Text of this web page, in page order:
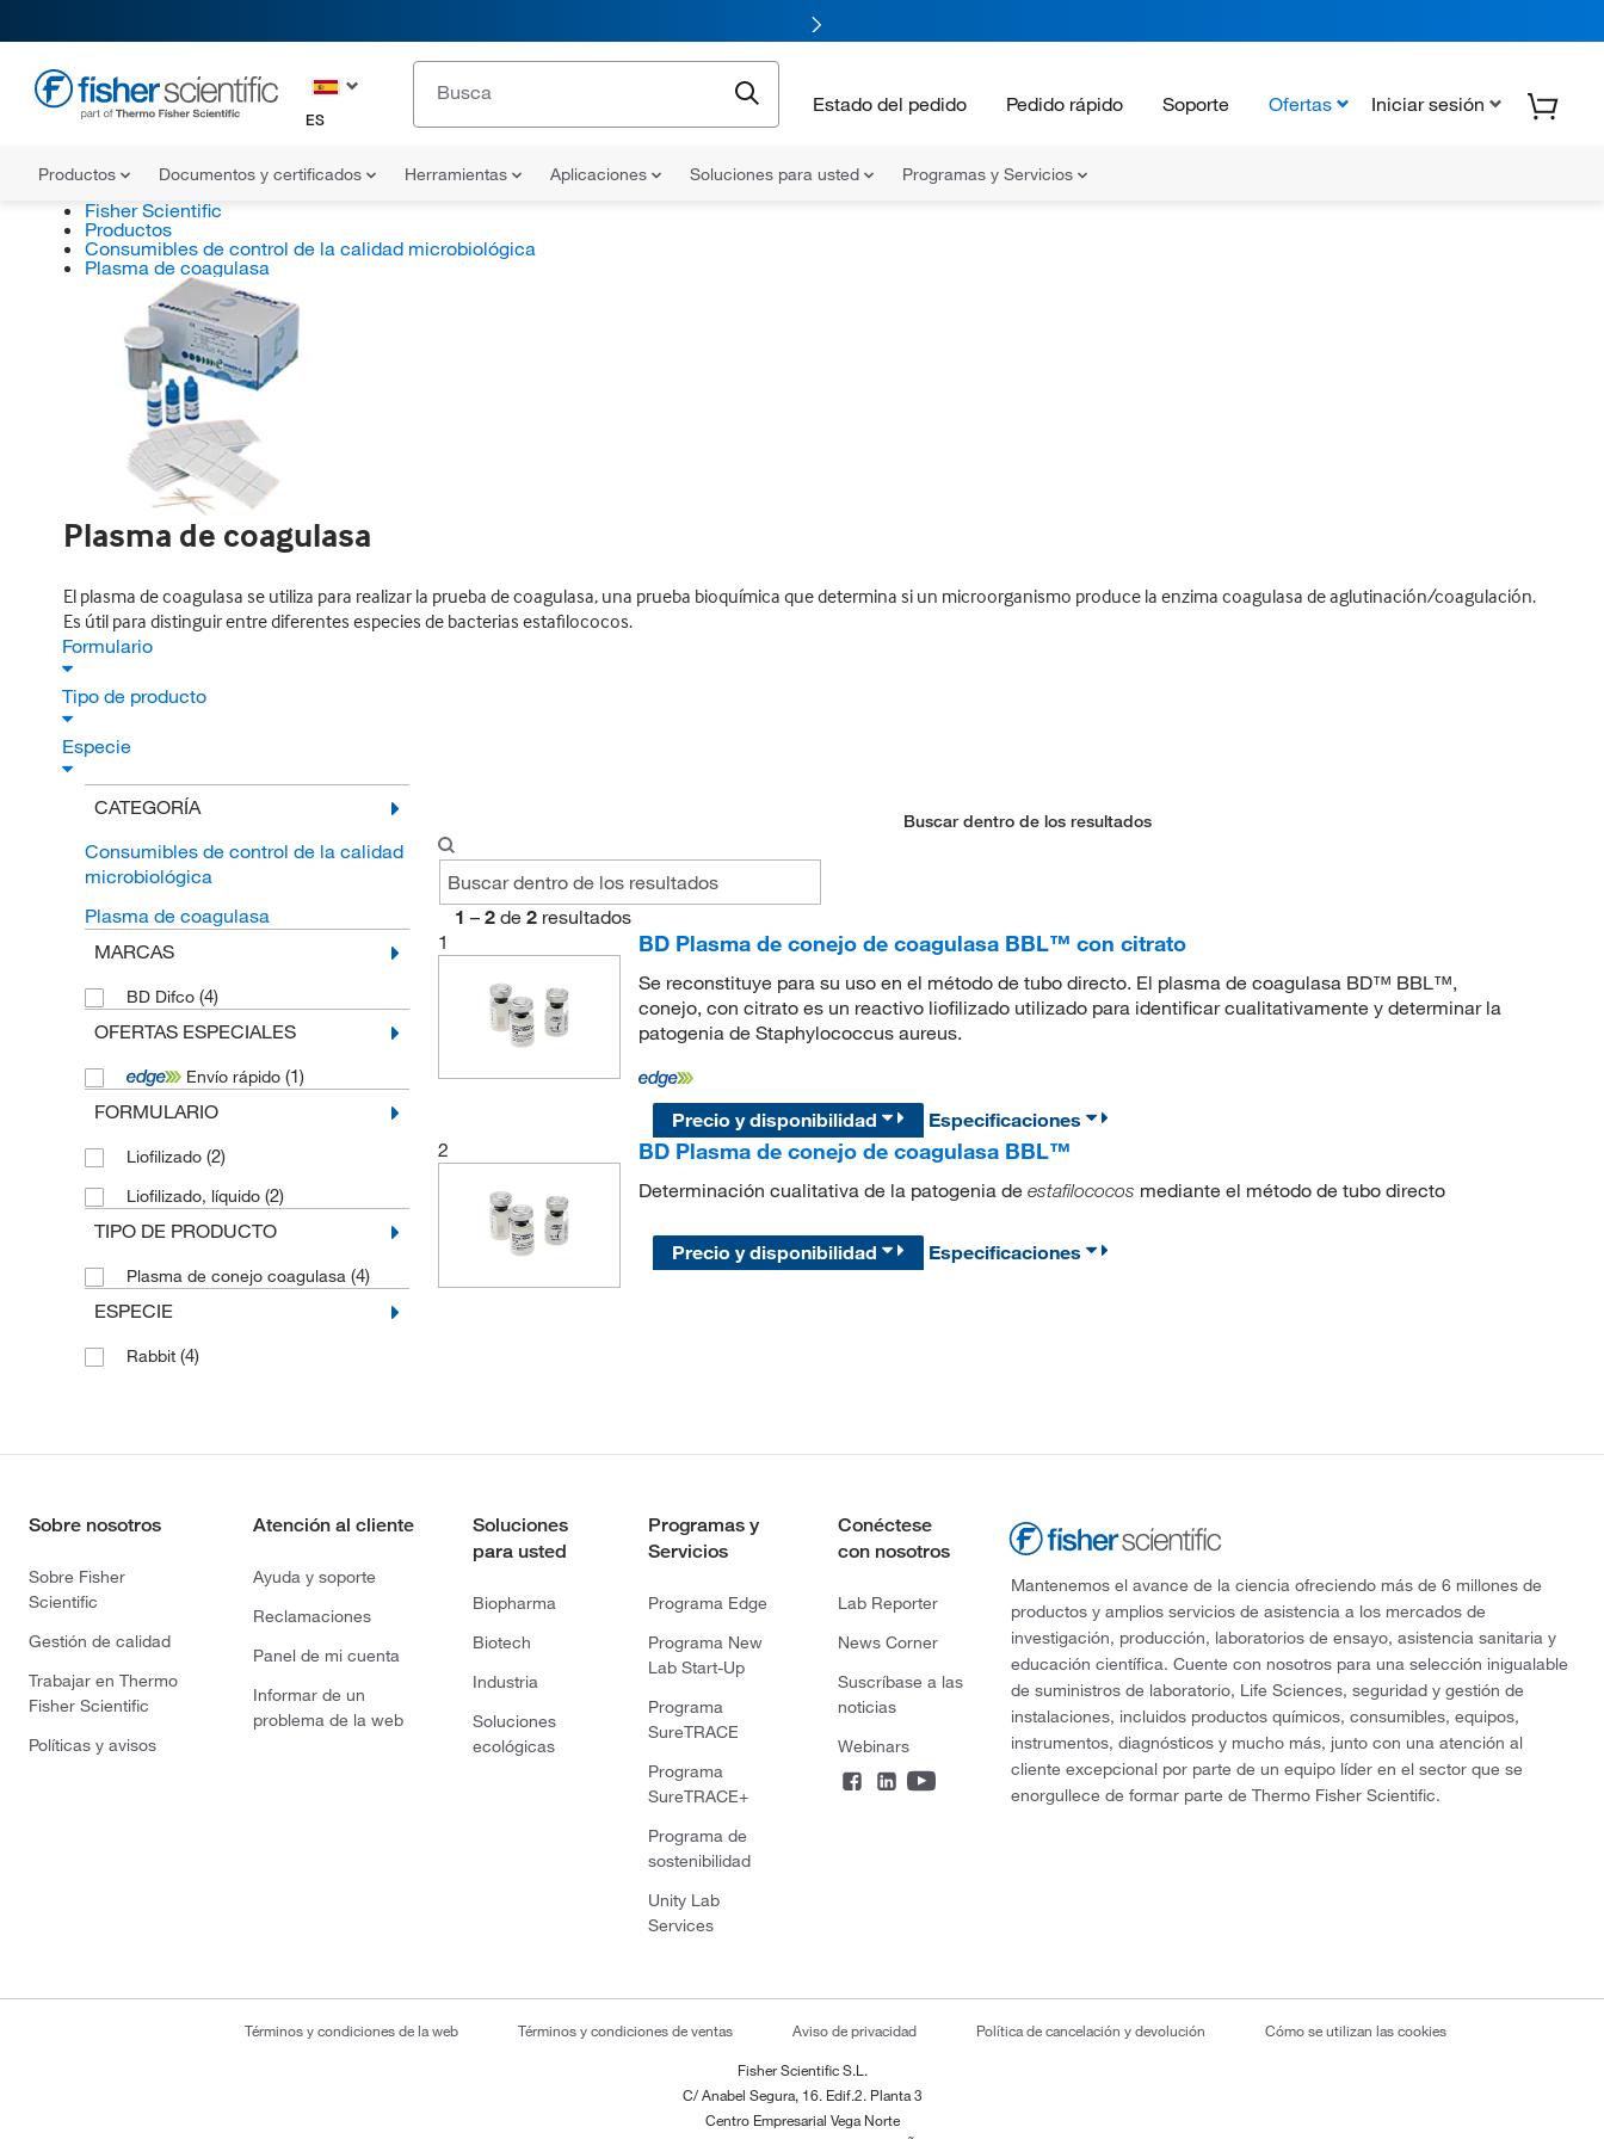
ES
Estado del pedido Pedido rápido Soporte Ofertas Iniciar sesión
Productos Documentos y certificados Herramientas Aplicaciones Soluciones para usted Programas y Servicios
Fisher Scientific
Productos
Consumibles de control de la calidad microbiológica
Plasma de coagulasa
Plasma de coagulasa
El plasma de coagulasa se utiliza para realizar la prueba de coagulasa, una prueba bioquímica que determina si un microorganismo produce la enzima coagulasa de aglutinación/coagulación.
Es útil para distinguir entre diferentes especies de bacterias estafilococos.
Formulario
Tipo de producto
Especie
CATEGORÍA
Consumibles de control de la calidad
microbiológica
Plasma de coagulasa
MARCAS
BD Difco (4)
OFERTAS ESPECIALES
Envío rápido (1)
FORMULARIO
Liofilizado (2)
Liofilizado, líquido (2)
TIPO DE PRODUCTO
Plasma de conejo coagulasa (4)
ESPECIE
Rabbit (4)
Buscar dentro de los resultados
1 – 2 de 2 resultados
1
BD Plasma de conejo de coagulasa BBL™ con citrato
Se reconstituye para su uso en el método de tubo directo. El plasma de coagulasa BD™ BBL™,
conejo, con citrato es un reactivo liofilizado utilizado para identificar cualitativamente y determinar la
patogenia de Staphylococcus aureus.
Precio y disponibilidad
Especificaciones
2
BD Plasma de conejo de coagulasa BBL™
Determinación cualitativa de la patogenia de estafilococos mediante el método de tubo directo
Precio y disponibilidad Especificaciones
Sobre nosotros
Sobre Fisher
Scientific
Gestión de calidad
Trabajar en Thermo
Fisher Scientific
Políticas y avisos
Atención al cliente
Ayuda y soporte
Reclamaciones
Panel de mi cuenta
Informar de un
problema de la web
Soluciones
para usted
Biopharma
Biotech
Industria
Soluciones
ecológicas
Programas y
Servicios
Programa Edge
Programa New
Lab Start-Up
Programa
SureTRACE
Programa
SureTRACE+
Programa de
sostenibilidad
Unity Lab
Services
Conéctese
con nosotros
Lab Reporter
News Corner
Suscríbase a las
noticias
Webinars
Mantenemos el avance de la ciencia ofreciendo más de 6 millones de
productos y amplios servicios de asistencia a los mercados de
investigación, producción, laboratorios de ensayo, asistencia sanitaria y
educación científica. Cuente con nosotros para una selección inigualable
de suministros de laboratorio, Life Sciences, seguridad y gestión de
instalaciones, incluidos productos químicos, consumibles, equipos,
instrumentos, diagnósticos y mucho más, junto con una atención al
cliente excepcional por parte de un equipo líder en el sector que se
enorgullece de formar parte de Thermo Fisher Scientific.
Términos y condiciones de la web Términos y condiciones de ventas Aviso de privacidad Política de cancelación y devolución Cómo se utilizan las cookies
Fisher Scientific S.L.
C/ Anabel Segura, 16. Edif.2. Planta 3
Centro Empresarial Vega Norte